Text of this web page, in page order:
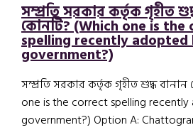
সম্প্রতি সরকার কর্তৃক গৃহীত
কোনটি? (Which one is
spelling recently
government?)
সম্প্রতি সরকার কর্তৃক গৃহীত শুদ্ধ
one is the correct spelling
government?) Option A: